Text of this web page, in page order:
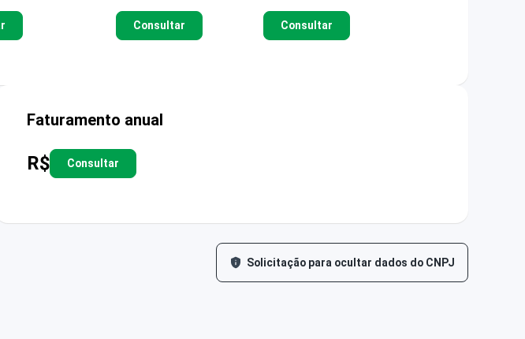
Consultar Consultar
Faturamento anual
R$ Consultar
Solicitação para ocultar dados do CNPJ